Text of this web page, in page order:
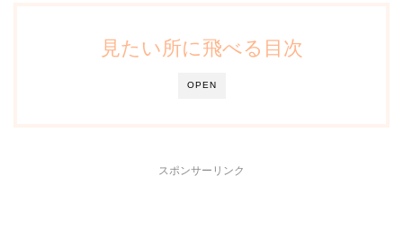
OPEN
見たい所に飛べる目次
スポンサーリンク